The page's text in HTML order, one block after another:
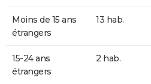
Moins de 15 ans
étrangers
13 hab.
15-24 ans
étrangers
2 hab.